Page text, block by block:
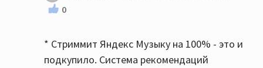
0
* Стриммит Яндекс Музыку на 100% - это и
подкупило. Система рекомендаций